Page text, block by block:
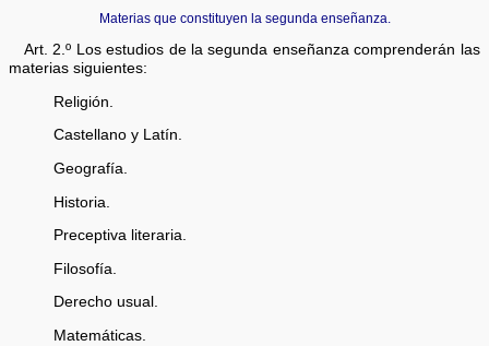
Materias que constituyen la segunda enseñanza.
Art. 2.º Los estudios de la segunda enseñanza comprenderán las
materias siguientes:
Religión.
Castellano y Latín.
Geografía.
Historia.
Preceptiva literaria.
Filosofía.
Derecho usual.
Matemáticas.